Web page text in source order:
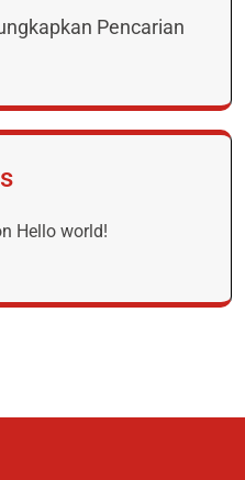
Pencarian
Hello world!